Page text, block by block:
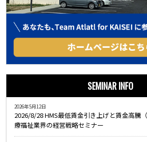
SEMINAR INFO
2026/8/28 HMS最低賃金引き上げと賃金高騰
療福祉業界の経営戦略セミナー
2026年5月12日